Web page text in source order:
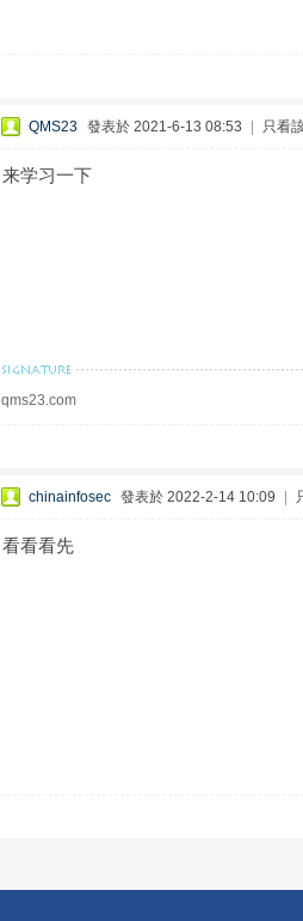
QMS23 發表於 2021-6-13 08:53 只看
来学习一下
qms23.com
chinainfosec 發表於 2022-2-14 10:09
看看看先